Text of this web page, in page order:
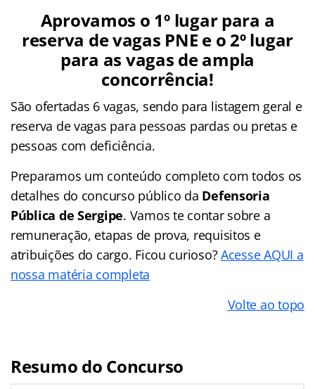
Aprovamos o 1º lugar para a
reserva de vagas PNE e o 2º lugar
para as vagas de ampla
concorrência!
São ofertadas 6 vagas, sendo para listagem geral e
reserva de vagas para pessoas pardas ou pretas e
pessoas com deficiência.
Preparamos um conteúdo completo com todos os
detalhes do concurso público da Defensoria
Pública de Sergipe. Vamos te contar sobre a
remuneração, etapas de prova, requisitos e
atribuições do cargo. Ficou curioso?Acesse AQUI a
nossa matéria completa
Volte ao topo
Resumo do Concurso